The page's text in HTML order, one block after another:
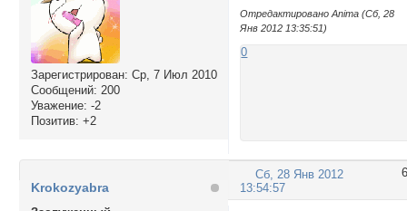
Зарегистрирован: Ср, 7 Июл 2010
Сообщений: 200
Уважение: -2
Позитив: +2
Отредактировано Anima (Сб, 28
Янв 2012 13:35:51)
0
6
Сб, 28 Янв 2012
13:54:57
Krokozyabra